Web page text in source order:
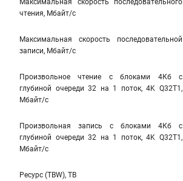
Максимальная скорость последовательного
чтения, Мбайт/с
Максимальная скорость последовательной
записи, Мбайт/с
Произвольное чтение с блоками 4Кб с
глубиной очереди 32 на 1 поток, 4K Q32T1,
Мбайт/с
Произвольная запись с блоками 4Кб с
глубиной очереди 32 на 1 поток, 4K Q32T1,
Мбайт/с
Ресурс (TBW), TB